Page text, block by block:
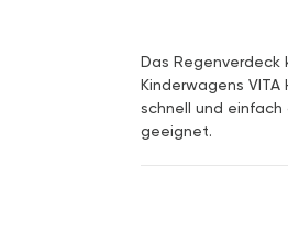
Das Regenverdeck
Kinderwagens
schnell und
geeignet.